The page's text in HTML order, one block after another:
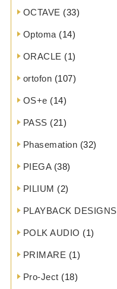
OCTAVE (33)
Optoma (14)
ORACLE (1)
ortofon (107)
OS+e (14)
PASS (21)
Phasemation (32)
PIEGA(38)
PILIUM (2)
PLAYBACK DESIGNS
POLK AUDIO (1)
PRIMARE (1)
Pro-Ject (18)